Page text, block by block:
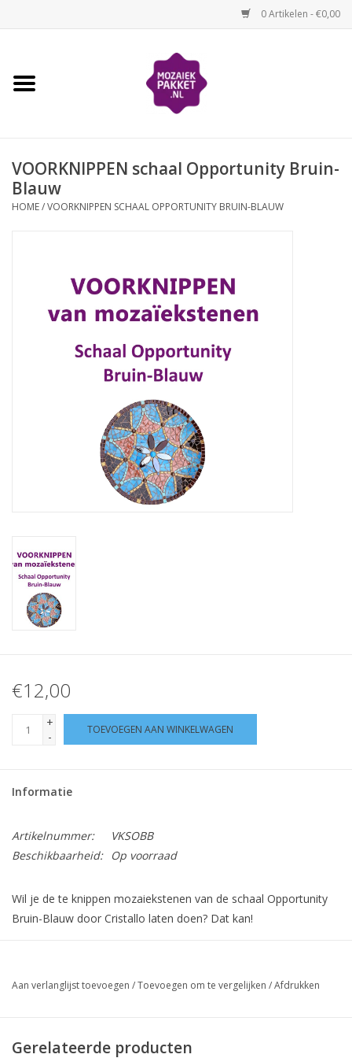
0 Artikelen - €0,00
Home
Volwassenen
Losse mozaïekmaterialen
Hoe mozaïeken?
Video-instructies
Klantbeoordelingen
Moeder-dochter-activiteit
Mozaiekbank.nl
Kant-en-klare mozaïekwerken
VOORKNIPPEN schaal Opportunity Bruin-
Blauw
HOME/VOORKNIPPEN SCHAAL OPPORTUNITY BRUIN-BLAUW
€12,00
+
-
TOEVOEGEN AAN WINKELWAGEN
Informatie
Artikelnummer:
VKSOBB
Beschikbaarheid:
Op voorraad
Wil je de te knippen mozaiekstenen van de schaal Opportunity
Bruin-Blauw door Cristallo laten doen? Dat kan!
- Plaats daarbij ook deze "voorknip"-dienst in de winkelwagen
Aan verlanglijst toevoegen /Toevoegen om te vergelijken /Afdrukken
Gerelateerde producten